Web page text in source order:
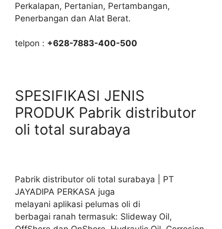
Perkalapan, Pertanian, Pertambangan,
Penerbangan dan Alat Berat.
telpon : +628-7883-400-500
SPESIFIKASI JENIS
PRODUK Pabrik distributor
oli total surabaya
Pabrik distributor oli total surabaya | PT
JAYADIPA PERKASA juga
melayani aplikasi pelumas oli di
berbagai ranah termasuk: Slideway Oil,